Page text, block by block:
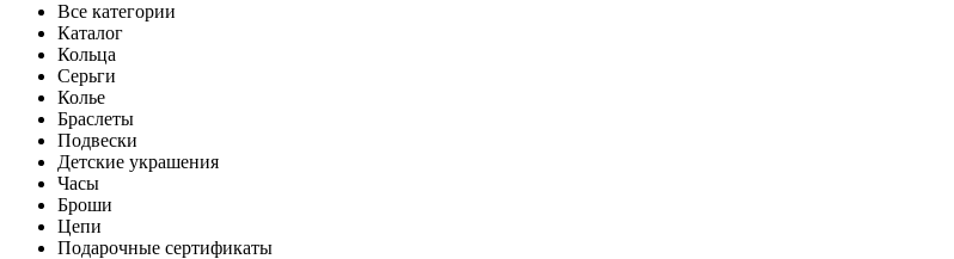
Все категории
Каталог
Кольца
Серьги
Колье
Браслеты
Подвески
Детские украшения
Часы
Броши
Цепи
Подарочные сертификаты